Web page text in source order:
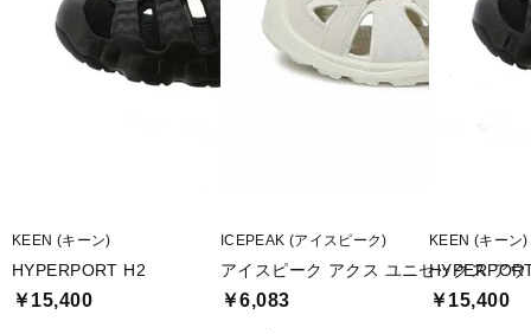
※ワイズを確認の上お買い求め下さい。また、足のサイズは甲高、
幅等個人差がありますので、あくまで目安としてご判断ください。
■メーカー型番：1001942
KEEN (キーン)
HYPERPORT H2
￥15,400
ICEPEAK (アイスピーク)
アイスピーク アクス ユニセックス ア
￥6,083
KEEN (キーン)
￥15,400